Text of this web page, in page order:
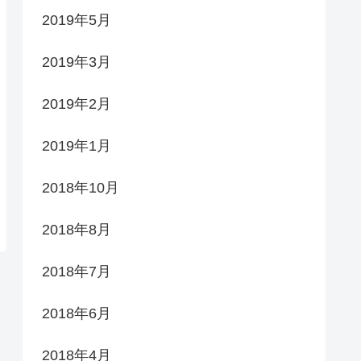
2019年5月
2019年3月
2019年2月
2019年1月
2018年10月
2018年8月
2018年7月
2018年6月
2018年4月